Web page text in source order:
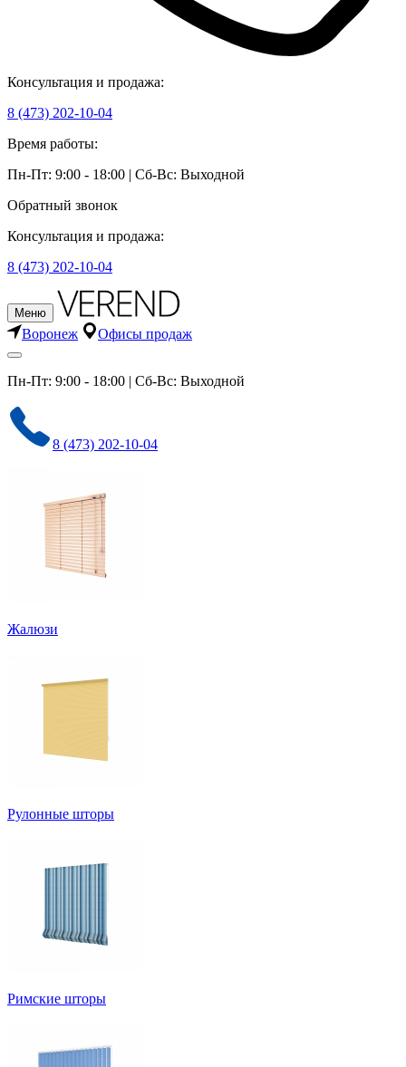
Консультация и продажа:
8 (473) 202-10-04
Время работы:
Пн-Пт: 9:00 - 18:00 | Сб-Вс: Выходной
Обратный звонок
Консультация и продажа:
8 (473) 202-10-04
Меню
Воронеж Офисы продаж
Пн-Пт: 9:00 - 18:00 | Сб-Вс: Выходной
8 (473) 202-10-04
Жалюзи
Рулонные шторы
Римские шторы